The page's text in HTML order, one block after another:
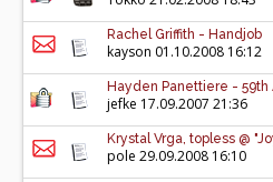
Rachel Griffith - Handjob
kayson 01.10.2008 16:12
Hayden Panettiere - 59th
jefke 17.09.2007 21:36
Krystal Vrga, topless @
pole 29.09.2008 16:10